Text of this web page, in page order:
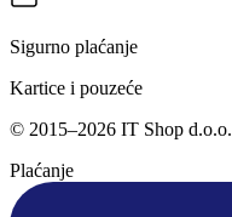
Sigurno plaćanje
Kartice i pouzeće
© 2015–2026 IT Shop d.o.o.
Plaćanje